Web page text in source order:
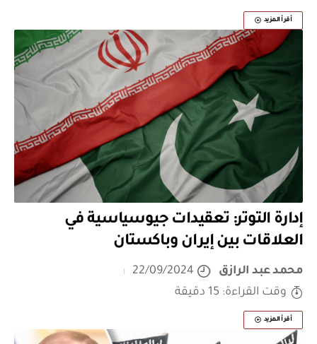
أقرأ المزيد
إدارة التوتر: تعقيدات جيوسياسية في
العلاقات بين إيران وباكستان
محمد عبد الرازق
22/09/2024
وقت القراءة: 15 دقيقة
أقرأ المزيد